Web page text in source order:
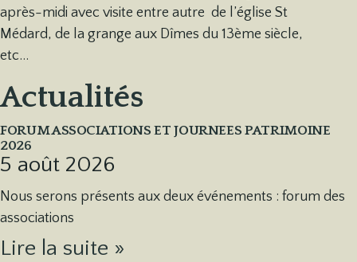
après-midi avec visite entre autre de l’église St
Médard, de la grange aux Dîmes du 13ème siècle,
etc…
Actualités
FORUM ASSOCIATIONS ET JOURNEES PATRIMOINE
2026
5 août 2026
Nous serons présents aux deux événements : forum des
associations
Lire la suite »